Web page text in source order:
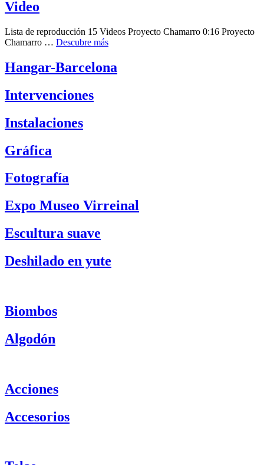
Video
Lista de reproducción 15 Videos Proyecto Chamarro 0:16 Proyecto
Chamarro … Descubre más
Hangar-Barcelona
Intervenciones
Instalaciones
Gráfica
Fotografía
Expo Museo Virreinal
Escultura suave
Deshilado en yute
Biombos
Algodón
Acciones
Accesorios